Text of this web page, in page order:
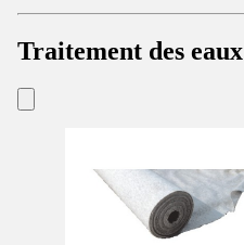
Traitement des eaux